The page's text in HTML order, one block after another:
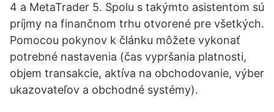
4 a MetaTrader 5. Spolu s takýmto asistentom sú
príjmy na finančnom trhu otvorené pre všetkých.
Pomocou pokynov k článku môžete vykonať
potrebné nastavenia (čas vypršania platnosti,
objem transakcie, aktíva na obchodovanie, výber
ukazovateľov a obchodné systémy).